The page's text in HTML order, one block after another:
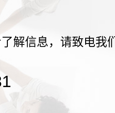
解信息，请致电我